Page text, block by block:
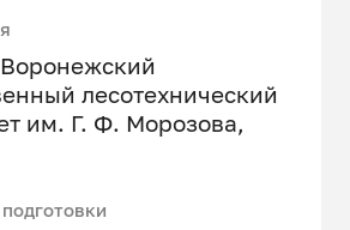
лесотехнический
им. Г. Ф. Морозова,